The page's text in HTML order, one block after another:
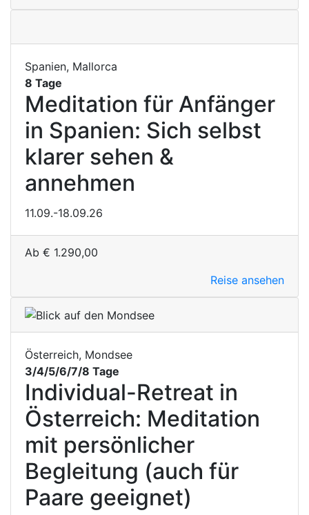
Spanien, Mallorca
8 Tage
Meditation für Anfänger
in Spanien: Sich selbst
klarer sehen &
annehmen
11.09.-18.09.26
Ab € 1.290,00
Reise ansehen
Österreich, Mondsee
3/4/5/6/7/8 Tage
Individual-Retreat in
Österreich: Meditation
mit persönlicher
Begleitung (auch für
Paare geeignet)